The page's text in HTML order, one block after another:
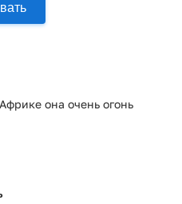
она очень огонь